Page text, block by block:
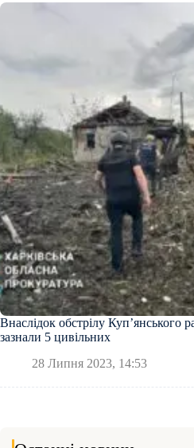
Внаслідок обстрілу Куп’янського
зазнали 5 цивільних
28 Липня 2023, 14:53